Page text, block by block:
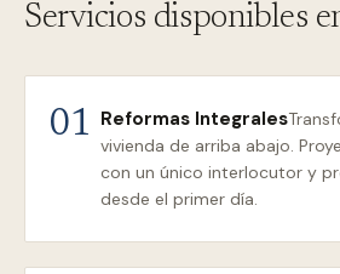
Servicios disponibles
01 Reformas Integrales
vivienda de arriba abajo.
con un único interlocutor y
desde el primer día.